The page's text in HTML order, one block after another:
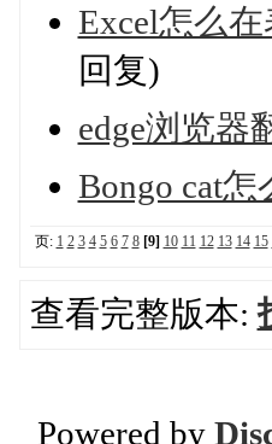
Excel怎么
回复)
edge浏览器
Bongo cat
页: 1 2 3 4 5 6 7 8 [9] 10 11 12 13 14 15
查看完整版本:
Powered by